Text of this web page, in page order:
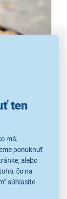
ten
má,
ponúknuť
alebo
čo na
súhlasíte